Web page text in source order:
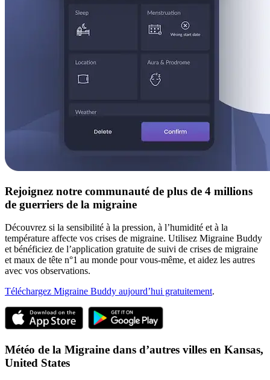
Rejoignez notre communauté de plus de 4 millions
de guerriers de la migraine
Découvrez si la sensibilité à la pression, à l’humidité et à la
température affecte vos crises de migraine. Utilisez Migraine Buddy
et bénéficiez de l’application gratuite de suivi de crises de migraine
et maux de tête n°1 au monde pour vous-même, et aidez les autres
avec vos observations.
Téléchargez Migraine Buddy aujourd’hui gratuitement.
Météo de la Migraine dans d’autres villes en Kansas,
United States